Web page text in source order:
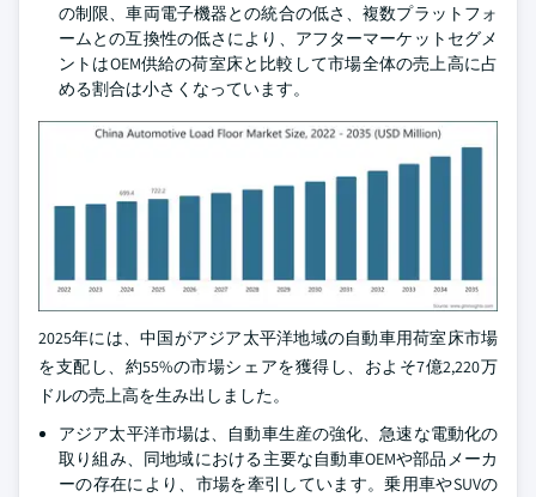
の制限、車両電子機器との統合の低さ、複数プラットフォ
ームとの互換性の低さにより、アフターマーケットセグメ
ントはOEM供給の荷室床と比較して市場全体の売上高に占
める割合は小さくなっています。
2025年には、中国がアジア太平洋地域の自動車用荷室床市場
を支配し、約55%の市場シェアを獲得し、およそ7億2,220万
ドルの売上高を生み出しました。
アジア太平洋市場は、自動車生産の強化、急速な電動化の
取り組み、同地域における主要な自動車OEMや部品メーカ
ーの存在により、市場を牽引しています。乗用車やSUVの